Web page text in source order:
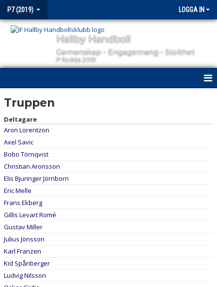
P7 (2019) LOGGA IN
Hallby Handboll
Gemenskap - Engagemang - Stolthet
P födda 2019
HEM
NYHETER
KALENDER
TRUPPEN
BILDGALLERI
DOKUMENT
KONTAKT
Truppen
Deltagare
Aron Lorentzon
Axel Savic
Bobo Törnqvist
Christian Aronsson
Elis Bjuringer Jörnborn
Eric Melle
Frans Ekberg
Gillis Levart Romé
Gustav Miller
Julius Jönsson
Karl Franzen
Kid Spånberger
Ludvig Nilsson